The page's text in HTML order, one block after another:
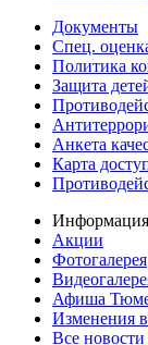
Документы
Спец.
Политика
Защита
Анкета
Карта
Информация
Акции
Фотогалерея
Афиша
Изменения
Все новости